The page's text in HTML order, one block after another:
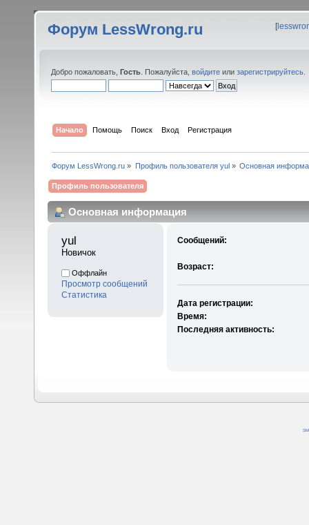
Форум LessWrong.ru [
Добро пожаловать, Гость . Пожалуйста, войдите или зарегистрируйтесь
Начало Помощь Поиск Вход Регистрация
Форум LessWrong.ru » Профиль пользователя yul» Основная
Профиль пользователя
Основная информация
yul
Новичок
Оффлайн
Просмотр сообщений
Статистика
Сообщений:
Возраст:
Дата регистрации:
Время:
Последняя активность: